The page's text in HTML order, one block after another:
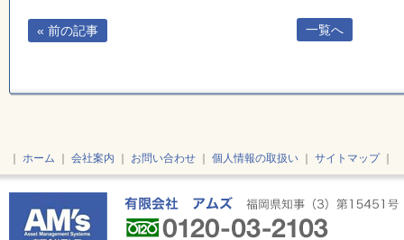
一覧へ
« 前の記事
｜ ホーム ｜ 会社案内 ｜ お問い合わせ ｜ 個人情報の取扱い ｜ サイトマップ｜